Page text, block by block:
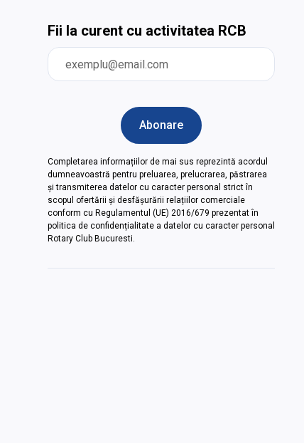
Fii la curent cu activitatea RCB
Completarea informațiilor de mai sus reprezintă acordul
dumneavoastră pentru preluarea, prelucrarea, păstrarea
și transmiterea datelor cu caracter personal strict în
scopul ofertării și desfășurării relațiilor comerciale
conform cu Regulamentul (UE) 2016/679 prezentat în
politica de confidențialitate a datelor cu caracter personal
Rotary Club Bucuresti.